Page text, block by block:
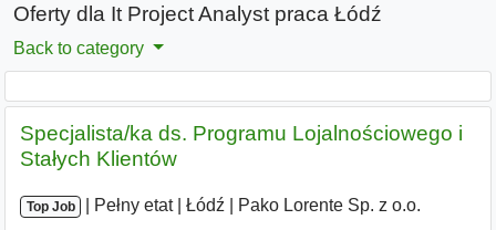
Oferty dla It Project Analyst praca Łódź
Back to category
Specjalista/ka ds. Programu Lojalnościowego i
Stałych Klientów
Top Job Pełny etat| Łódź Pako Lorente Sp. z o.o.